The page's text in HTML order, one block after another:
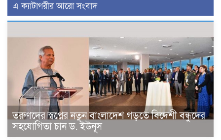
এ ক্যাটাগরীর আরো সংবাদ
তরুণদের স্বপ্নের নতুন বাংলাদেশ গড়তে বিদেশী বন্ধুদের
সহযোগিতা চান ড. ইউনূস